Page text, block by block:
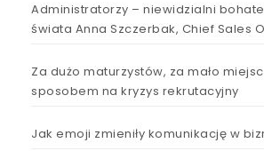
Administratorzy – niewidzialni
świata Anna Szczerbak, Chief Sales
Za dużo maturzystów, za mało
sposobem na kryzys rekrutacyjny
Jak emoji zmieniły komunikację w